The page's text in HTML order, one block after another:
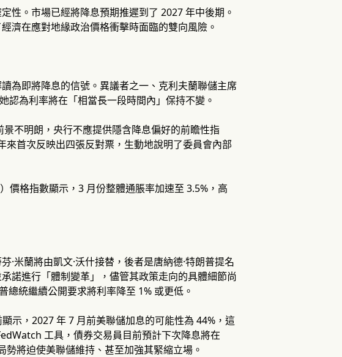
性。市場已經將降息預期推遲到了 2027 年中後期。
濟在應對地緣政治價格衝擊時面臨的雙向風險。
為即將降息的信號。異議者之一、克利夫蘭聯儲主席
認為利率將在「相當長一段時間內」保持不變。
不明朗，央行不應提供隱含降息偏好的前瞻性指
首次反映出四張反對票，生動地說明了委員會內部
格指數顯示，3 月份整體通脹率加速至 3.5%，高
米蘭將由凱文·沃什接替，後者是唐納德·特朗普提名
諾進行「體制變革」，儘管其政策走向的具體細節尚
統繼續公開要求將利率降至 1% 或更低。
示，2027 年 7 月前美聯儲加息的可能性為 44%，這
工具，債券交易員目前預計下次降息將在
將迫使美聯儲維持、甚至加強其緊縮立場。